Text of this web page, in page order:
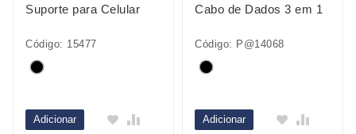
Suporte para Celular
Código: 15477
Adicionar
Cabo de Dados 3 em 1
Código: P@14068
Adicionar